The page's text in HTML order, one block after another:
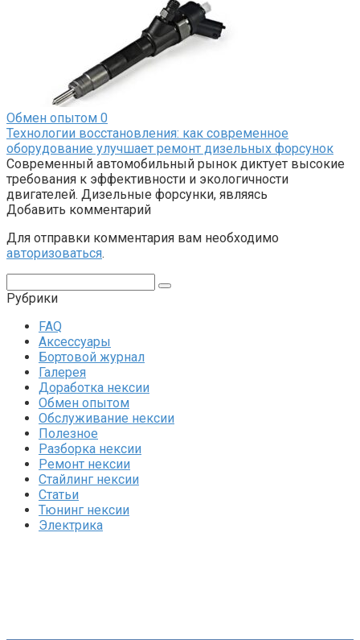
Обмен опытом 0
Технологии восстановления: как современное
оборудование улучшает ремонт дизельных форсунок
Современный автомобильный рынок диктует высокие
требования к эффективности и экологичности
двигателей. Дизельные форсунки, являясь
Добавить комментарий
Для отправки комментария вам необходимо
авторизоваться.
Рубрики
FAQ
Аксессуары
Бортовой журнал
Галерея
Доработка нексии
Обмен опытом
Обслуживание нексии
Полезное
Разборка нексии
Ремонт нексии
Стайлинг нексии
Статьи
Тюнинг нексии
Электрика